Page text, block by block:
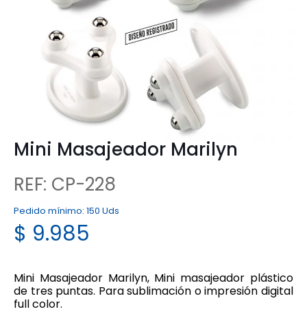
Mini Masajeador Marilyn
REF: CP-228
Pedido mínimo: 150 Uds
$ 9.985
Mini Masajeador Marilyn, Mini masajeador plástico
de tres puntas. Para sublimación o impresión digital
full color.